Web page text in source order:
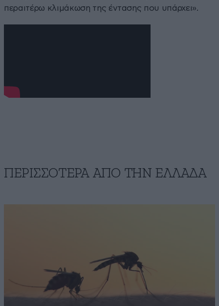
περαιτέρω κλιμάκωση της έντασης που υπάρχει».
ΠΕΡΙΣΣΟΤΕΡΑ ΑΠΟ ΤΗΝ ΕΛΛΑΔΑ